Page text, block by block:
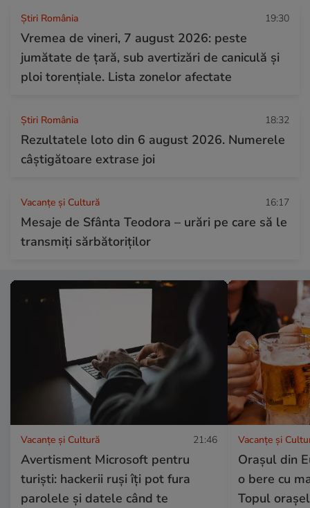
Știri România 19:30
Vremea de vineri, 7 august 2026: peste
jumătate de țară, sub avertizări de caniculă și
ploi torențiale. Lista zonelor afectate
Știri România 18:32
Rezultatele loto din 6 august 2026. Numerele
câștigătoare extrase joi
Vacanțe și Cultură 16:17
Mesaje de Sfânta Teodora – urări pe care să le
transmiți sărbătoriților
Vacanțe și Cultură 21:46
Avertisment Microsoft pentru
turiști: hackerii ruși îți pot fura
parolele și datele când te
Vacanțe și
Orașul din
o bere cu
Topul